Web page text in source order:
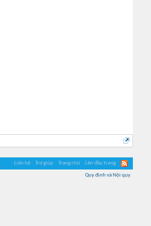
Liên hệ Trợ giúp Trang chủ Lên đầu trang
Quy định và Nội quy